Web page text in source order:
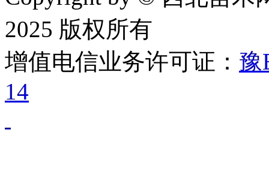
2025 版权所有
增值电信业务许可证： 豫
14